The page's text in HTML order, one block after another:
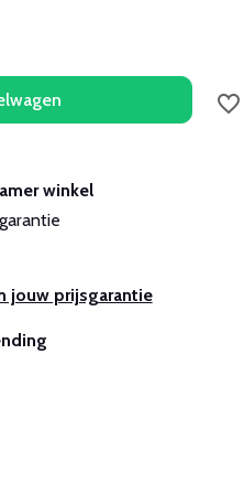
winkel
jouw prijsgarantie